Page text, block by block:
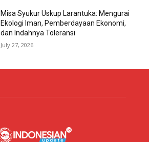
Misa Syukur Uskup Larantuka: Mengurai
Ekologi Iman, Pemberdayaan Ekonomi,
dan Indahnya Toleransi
July 27, 2026